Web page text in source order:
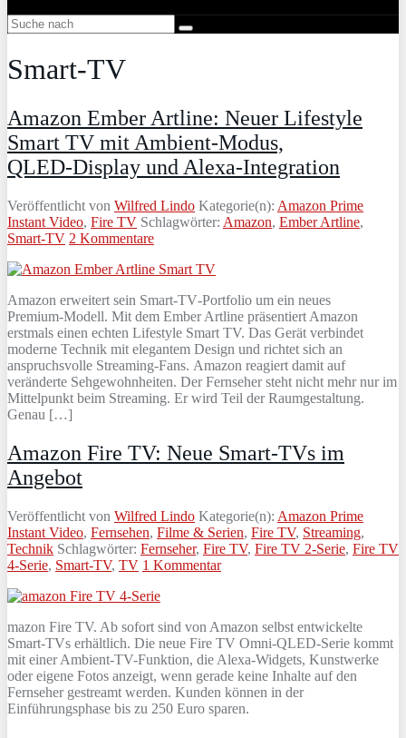
Smart-TV
Amazon Ember Artline: Neuer Lifestyle
Smart TV mit Ambient‑Modus,
QLED‑Display und Alexa‑Integration
Veröffentlicht von Wilfred Lindo Kategorie(n): Amazon Prime
Instant Video, Fire TV Schlagwörter: Amazon, Ember Artline,
Smart-TV 2 Kommentare
Amazon erweitert sein Smart‑TV‑Portfolio um ein neues
Premium‑Modell. Mit dem Ember Artline präsentiert Amazon
erstmals einen echten Lifestyle Smart TV. Das Gerät verbindet
moderne Technik mit elegantem Design und richtet sich an
anspruchsvolle Streaming‑Fans. Amazon reagiert damit auf
veränderte Sehgewohnheiten. Der Fernseher steht nicht mehr nur im
Mittelpunkt beim Streaming. Er wird Teil der Raumgestaltung.
Genau […]
Amazon Fire TV: Neue Smart-TVs im
Angebot
Veröffentlicht von Wilfred Lindo Kategorie(n): Amazon Prime
Instant Video, Fernsehen, Filme & Serien, Fire TV, Streaming,
Technik Schlagwörter: Fernseher, Fire TV, Fire TV 2-Serie, Fire TV
4-Serie, Smart-TV, TV 1 Kommentar
mazon Fire TV. Ab sofort sind von Amazon selbst entwickelte
Smart-TVs erhältlich. Die neue Fire TV Omni-QLED-Serie kommt
mit einer Ambient-TV-Funktion, die Alexa-Widgets, Kunstwerke
oder eigene Fotos anzeigt, wenn gerade keine Inhalte auf den
Fernseher gestreamt werden. Kunden können in der
Einführungsphase bis zu 250 Euro sparen.